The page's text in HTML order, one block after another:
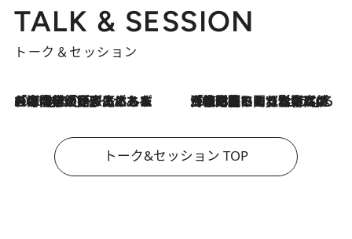
TALK & SESSION
トーク＆セッション
2026.8.3
「今後値上げがあるとすれば…」「リスクがあるのは今年の冬」エネルギー専門家が語る、ホルムズ海峡封鎖が家庭にもたらす“ある心配” 2026.8.3
「住宅建てられない…」「サーチャージ料の高値が続いている」ホルムズ海峡封鎖による影響はいつまで続く？《エネルギー専門家に聞く“どうなる日本の暮らし”》
トーク&セッション TOP